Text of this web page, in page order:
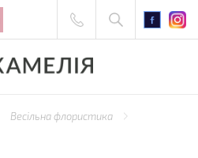
Весільна флористика